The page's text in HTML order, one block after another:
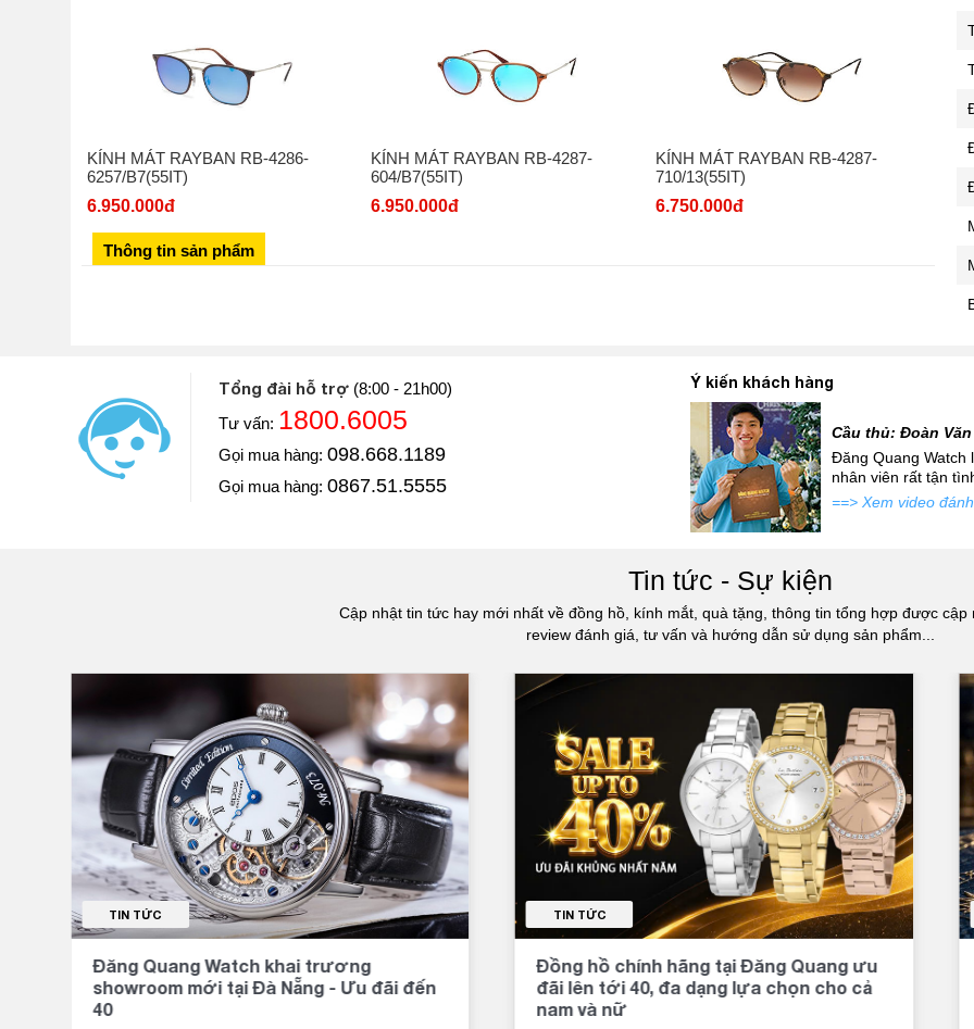
KÍNH MÁT RAYBAN RB-4286-
6257/B7(55IT)
6.950.000đ
KÍNH MÁT RAYBAN RB-4287-
604/B7(55IT)
6.950.000đ
KÍNH MÁT RAYBAN RB-4287-
710/13(55IT)
6.750.000đ
Thông tin sản phẩm
Tổng đài hỗ trợ (8:00 - 21h00)
Tư vấn: 1800.6005
Gọi mua hàng: 098.668.1189
Gọi mua hàng: 0867.51.5555
Ý kiến khách hàng
Diễn viên: Hoàng Kim Ngọc
Khoe với mọi người Ngọc vừa mua một chiếc đồng hồ mới siêu đẹp để đi tặng
luôn và chiếc đồng hồ này Ngọc mua ở Đăng Quang Watch đấy...
Cầu thủ: Đoàn Văn
Đăng Quang Watch
nhân viên rất tận
==> Xem video
Tin tức - Sự kiện
Cập nhật tin tức hay mới nhất về đồng hồ, kính mắt, quà tặng, thông tin tổng hợp được cập
review đánh giá, tư vấn và hướng dẫn sử dụng sản phẩm...
TIN TỨC
Đăng Quang Watch khai trương
showroom mới tại Đà Nẵng - Ưu đãi đến
40
TIN TỨC
Đồng hồ chính hãng tại Đăng Quang ưu
đãi lên tới 40, đa dạng lựa chọn cho cả
nam và nữ